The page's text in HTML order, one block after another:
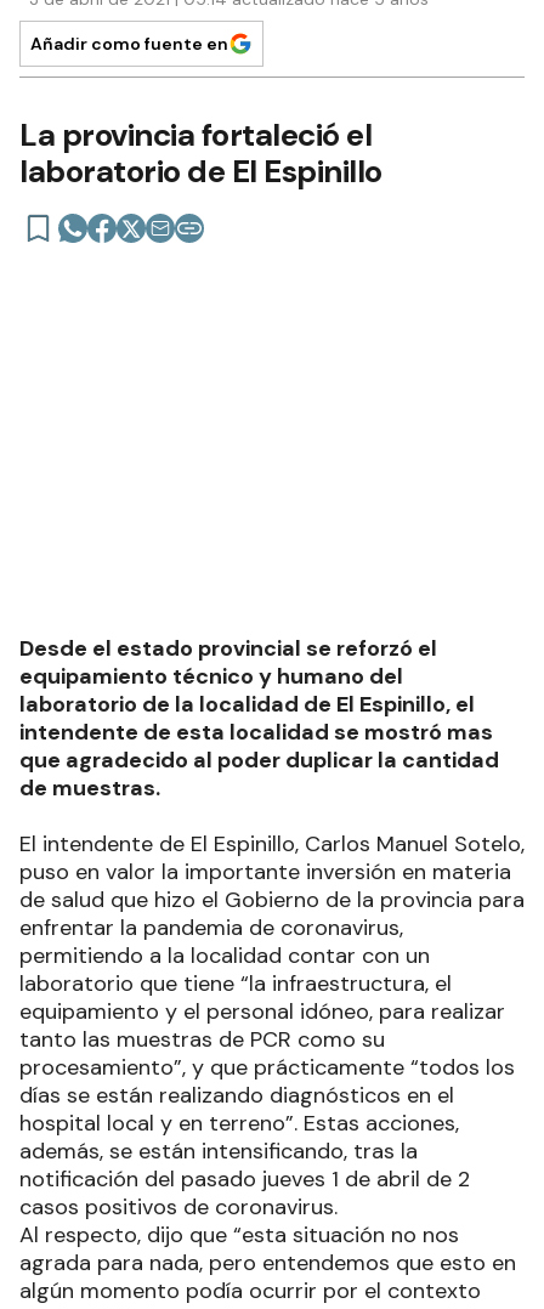
Añadir como fuente en
La provincia fortaleció el
laboratorio de El Espinillo
Desde el estado provincial se reforzó el
equipamiento técnico y humano del
laboratorio de la localidad de El Espinillo, el
intendente de esta localidad se mostró mas
que agradecido al poder duplicar la cantidad
de muestras.
El intendente de El Espinillo, Carlos Manuel Sotelo,
puso en valor la importante inversión en materia
de salud que hizo el Gobierno de la provincia para
enfrentar la pandemia de coronavirus,
permitiendo a la localidad contar con un
laboratorio que tiene “la infraestructura, el
equipamiento y el personal idóneo, para realizar
tanto las muestras de PCR como su
procesamiento”, y que prácticamente “todos los
días se están realizando diagnósticos en el
hospital local y en terreno”. Estas acciones,
además, se están intensificando, tras la
notificación del pasado jueves 1 de abril de 2
casos positivos de coronavirus.
Al respecto, dijo que “esta situación no nos
agrada para nada, pero entendemos que esto en
algún momento podía ocurrir por el contexto